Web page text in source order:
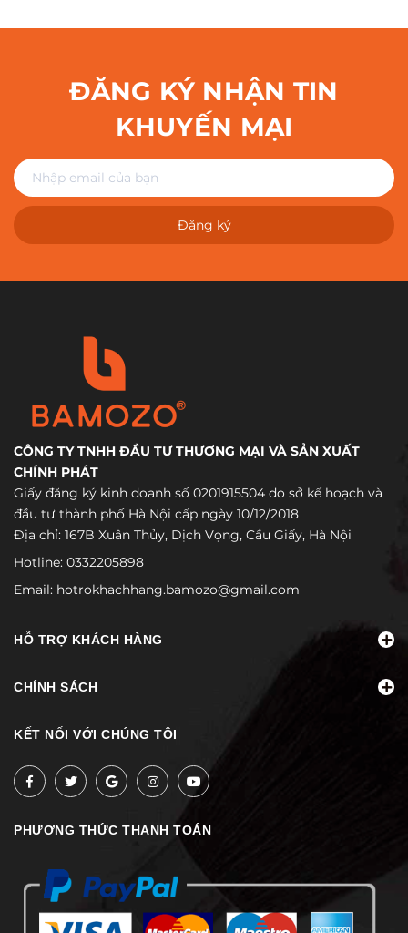
ĐĂNG KÝ NHẬN TIN
KHUYẾN MẠI
Đăng ký
CÔNG TY TNHH ĐẦU TƯ THƯƠNG MẠI VÀ SẢN XUẤT
CHÍNH PHÁT
Giấy đăng ký kinh doanh số 0201915504 do sở kế hoạch và
đầu tư thành phố Hà Nội cấp ngày 10/12/2018
Địa chỉ: 167B Xuân Thủy, Dịch Vọng, Cầu Giấy, Hà Nội
Hotline: 0332205898
Email: hotrokhachhang.bamozo@gmail.com
HỖ TRỢ KHÁCH HÀNG
CHÍNH SÁCH
KẾT NỐI VỚI CHÚNG TÔI
PHƯƠNG THỨC THANH TOÁN